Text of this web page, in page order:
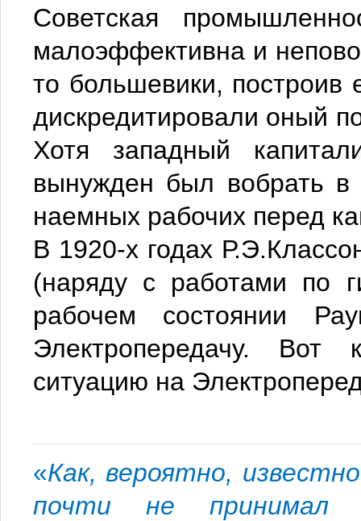
Советская
малоэффективна и
то большевики, построив
дискредитировали оный
Хотя западный
вынужден был вобрать
наемных рабочих перед
В 1920-х годах
(наряду с работами по
рабочем состоянии
Электропередачу. Вот
ситуацию на
«Как, вероятно,
почти не принимал